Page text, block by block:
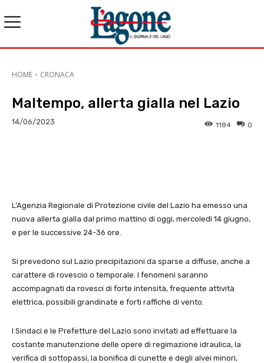
HOME CRONACA
Maltempo, allerta gialla nel Lazio
14/06/2023 0
1184
L’Agenzia Regionale di Protezione civile del Lazio ha emesso una
nuova allerta gialla dal primo mattino di oggi, mercoledì 14 giugno,
e per le successive 24-36 ore.
Si prevedono sul Lazio precipitazioni da sparse a diffuse, anche a
carattere di rovescio o temporale. I fenomeni saranno
accompagnati da rovesci di forte intensità, frequente attività
elettrica, possibili grandinate e forti raffiche di vento.
I Sindaci e le Prefetture del Lazio sono invitati ad effettuare la
costante manutenzione delle opere di regimazione idraulica, la
verifica di sottopassi, la bonifica di cunette e degli alvei minori,